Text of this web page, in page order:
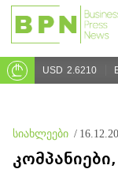
USD 2.6210
სიახლეები /